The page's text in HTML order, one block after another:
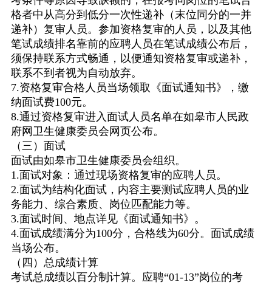
格者中从高分到低分一次性递补（末位同分的一并
递补）复审人员。参加资格复审的人员，以及其他
笔试成绩排名靠前的应聘人员在笔试成绩公布后，
须保持联系方式畅通，以便通知资格复审或递补，
联系不到者视为自动放弃。
7.资格复审合格人员当场领取《面试通知书》，缴
纳面试费100元。
8.通过资格复审进入面试人员名单在如皋市人民政
府网卫生健康委员会网页公布。
（三）面试
面试由如皋市卫生健康委员会组织。
1.面试对象：通过现场资格复审的应聘人员。
2.面试为结构化面试，内容主要测试应聘人员的业
务能力、综合素质、岗位匹配能力等。
3.面试时间、地点详见《面试通知书》。
4.面试成绩满分为100分，合格线为60分。面试成绩
当场公布。
（四）总成绩计算
考试总成绩以百分制计算。应聘“01-13”岗位的考